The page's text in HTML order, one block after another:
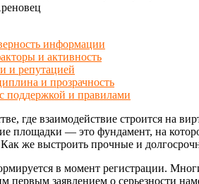
информации
и активность
и репутацией
и прозрачность
поддержкой и правилами
где взаимодействие строится на
площадки — это фундамент, на
Как же выстроить прочные и
в момент регистрации.
первым заявлением о серьезности